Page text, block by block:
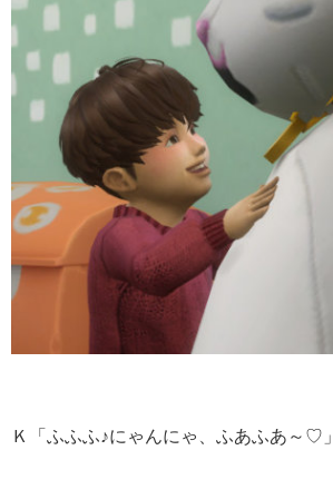
Ｋ「ふふふ♪にゃんにゃ、ふあふあ～♡」